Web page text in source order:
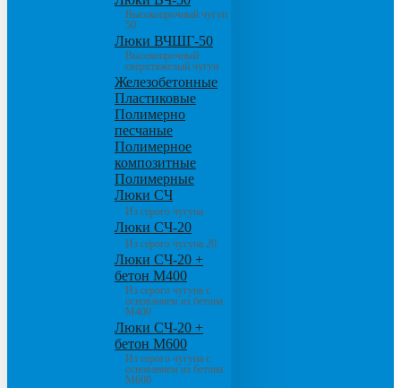
Высокопрочный чугун
50
Люки ВЧШГ-50
Высокопрочный
сверхтяжелый чугун
Железобетонные
Пластиковые
Полимерно
песчаные
Полимерное
композитные
Полимерные
Люки СЧ
Из серого чугуна
Люки СЧ-20
Из серого чугуна 20
Люки СЧ-20 +
бетон М400
Из серого чугуна с
основанием из бетона
М400
Люки СЧ-20 +
бетон М600
Из серого чугуна с
основанием из бетона
М600